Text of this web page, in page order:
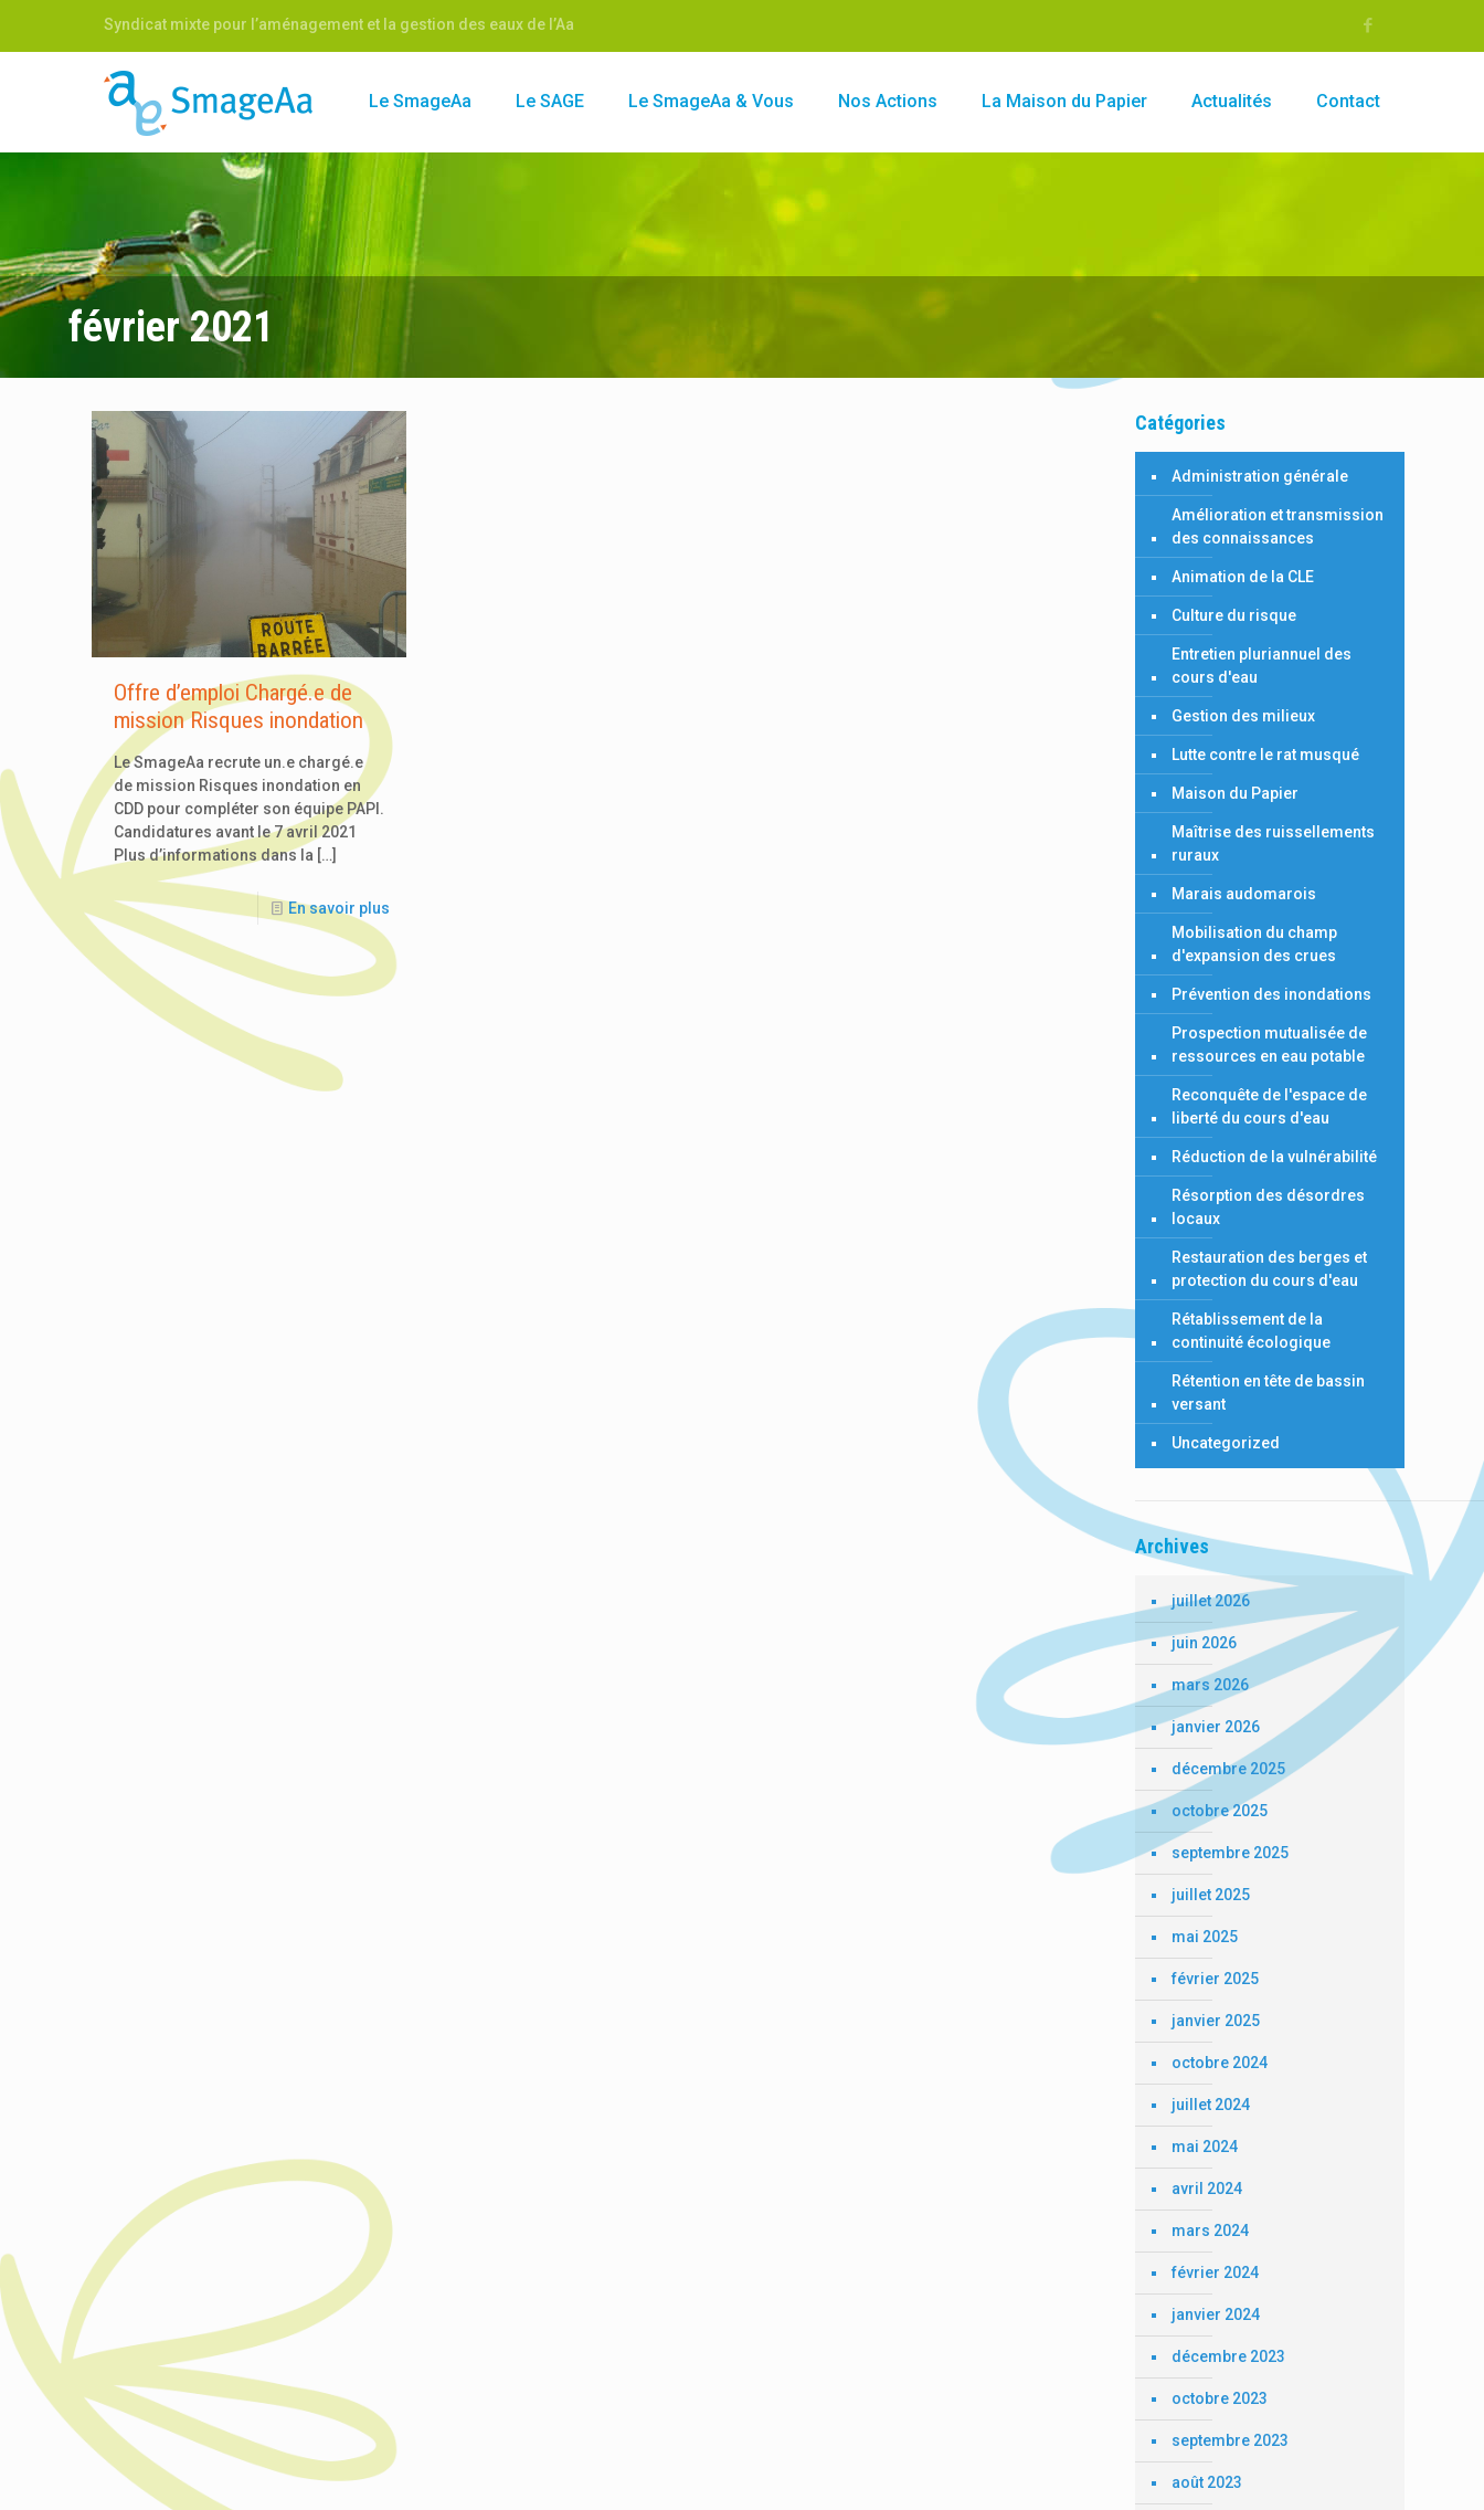
Syndicat mixte pour l’aménagement et la gestion des eaux de l’Aa
Le SmageAa Le SAGE Le SmageAa & Vous Nos Actions La Maison du Papier Actualités Contact
février 2021
Offre d’emploi Chargé.e de
mission Risques inondation
Le SmageAa recrute un.e chargé.e
de mission Risques inondation en
CDD pour compléter son équipe PAPI.
Candidatures avant le 7 avril 2021
Plus d’informations dans la […]
En savoir plus
Catégories
Administration générale
Amélioration et transmission
des connaissances
Animation de la CLE
Culture du risque
Entretien pluriannuel des
cours d'eau
Gestion des milieux
Lutte contre le rat musqué
Maison du Papier
Maîtrise des ruissellements
ruraux
Marais audomarois
Mobilisation du champ
d'expansion des crues
Prévention des inondations
Prospection mutualisée de
ressources en eau potable
Reconquête de l'espace de
liberté du cours d'eau
Réduction de la vulnérabilité
Résorption des désordres
locaux
Restauration des berges et
protection du cours d'eau
Rétablissement de la
continuité écologique
Rétention en tête de bassin
versant
Uncategorized
Archives
juillet 2026
juin 2026
mars 2026
janvier 2026
décembre 2025
octobre 2025
septembre 2025
juillet 2025
mai 2025
février 2025
janvier 2025
octobre 2024
juillet 2024
mai 2024
avril 2024
mars 2024
février 2024
janvier 2024
décembre 2023
octobre 2023
septembre 2023
août 2023